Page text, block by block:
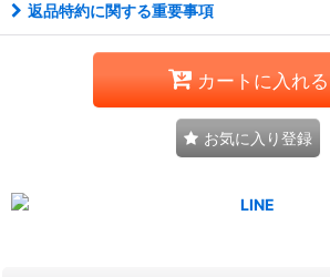
返品特約に関する重要事項
カートに入れる
お気に入り登録